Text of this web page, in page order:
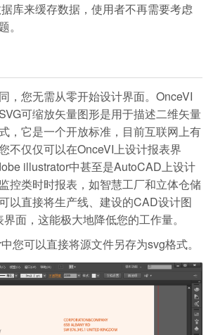
库来缓存数据，使用者不再需要考虑
。
，您无需从零开始设计界面。OnceVI
可缩放矢量图形是用于描述二维矢量
，它是一个开放标准，目前互联网上有
不仅仅可以在OnceVI上设计报表界
illustrator中甚至是AutoCAD上设计
控类时时报表，如智慧工厂和立体仓储
以直接将生产线、建设的CAD设计图
面，这能极大地降低您的工作量。
您可以直接将源文件另存为svg格式。